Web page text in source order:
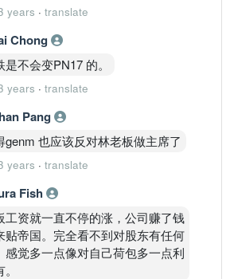
years · translate
Chong
是不会变PN17 的。
years · translate
Pang
genm 也应该反对林老板做主席了
years · translate
Fish
工资就一直不停的涨，公司赚了钱
贴帝国。完全看不到对股东有任何
感觉多一点像对自己荷包多一点利